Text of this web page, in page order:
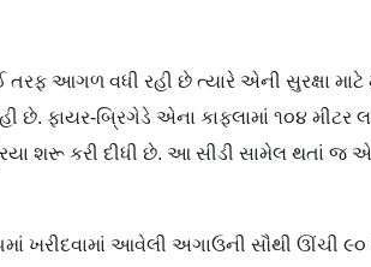
આગળ વધી રહી છે ત્યારે એની સુરક્ષા
છે. ફાયર-બ્રિગેડે એના કાફલામાં ૧૦૪ મીટર
શરૂ કરી દીધી છે. આ સીડી સામેલ થતાં જ એ
ખરીદવામાં આવેલી અગાઉની સૌથી ઊંચી ૯૦